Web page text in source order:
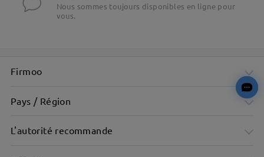
Nous sommes toujours disponibles en ligne pour
vous.
Firmoo
Pays / Région
L'autorité recommande